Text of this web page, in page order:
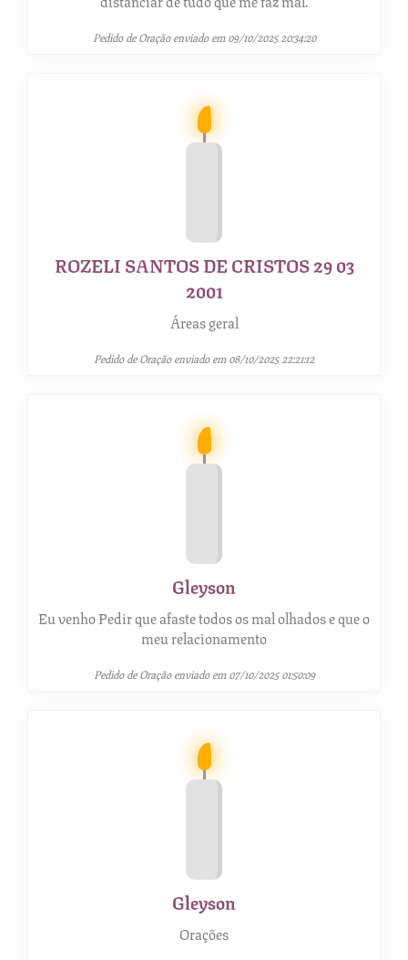
Pedido de Oração enviado em 09/10/2025 20:34:20
ROZELI SANTOS DE CRISTOS 29 03
2001
Áreas geral
Pedido de Oração enviado em 08/10/2025 22:21:12
Gleyson
Eu venho Pedir que afaste todos os mal olhados e que o
meu relacionamento
Pedido de Oração enviado em 07/10/2025 01:50:09
Gleyson
Orações